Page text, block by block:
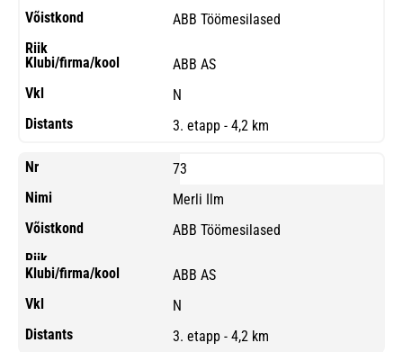
ABB Töömesilased
ABB AS
N
3. etapp - 4,2 km
73
Merli Ilm
ABB Töömesilased
ABB AS
N
3. etapp - 4,2 km